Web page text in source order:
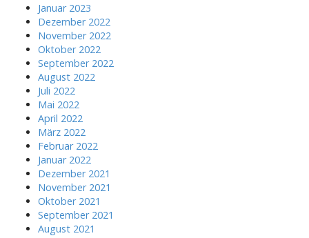
Januar 2023
Dezember 2022
November 2022
Oktober 2022
September 2022
August 2022
Juli 2022
Mai 2022
April 2022
März 2022
Februar 2022
Januar 2022
Dezember 2021
November 2021
Oktober 2021
September 2021
August 2021